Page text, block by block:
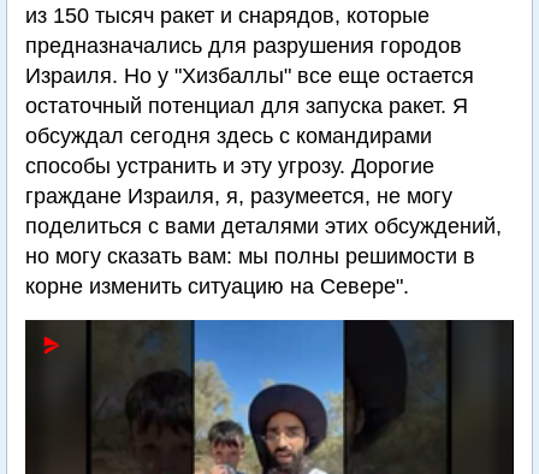
из 150 тысяч ракет и снарядов, которые
предназначались для разрушения городов
Израиля. Но у "Хизбаллы" все еще остается
остаточный потенциал для запуска ракет. Я
обсуждал сегодня здесь с командирами
способы устранить и эту угрозу. Дорогие
граждане Израиля, я, разумеется, не могу
поделиться с вами деталями этих обсуждений,
но могу сказать вам: мы полны решимости в
корне изменить ситуацию на Севере".